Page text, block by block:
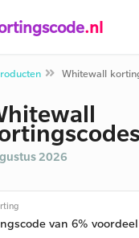
.nl
Whitewall
2026
van 6% voordeel